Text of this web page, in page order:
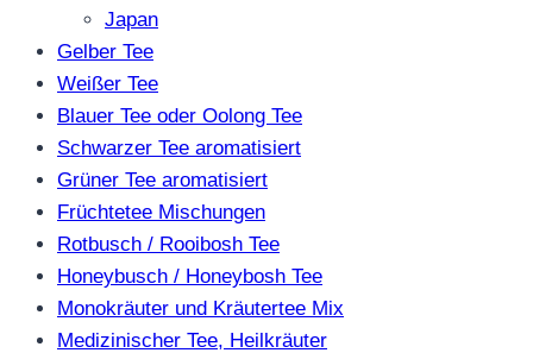
Japan
Gelber Tee
Weißer Tee
Blauer Tee oder Oolong Tee
Schwarzer Tee aromatisiert
Grüner Tee aromatisiert
Früchtetee Mischungen
Rotbusch / Rooibosh Tee
Honeybusch / Honeybosh Tee
Monokräuter und Kräutertee Mix
Medizinischer Tee, Heilkräuter